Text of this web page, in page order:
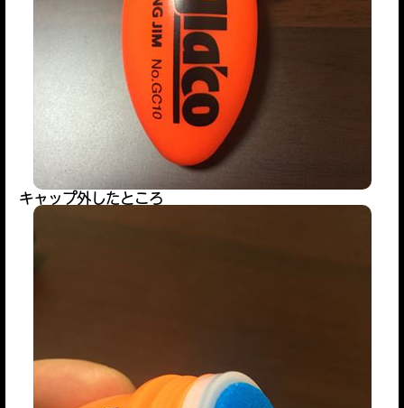
キャップ外したところ